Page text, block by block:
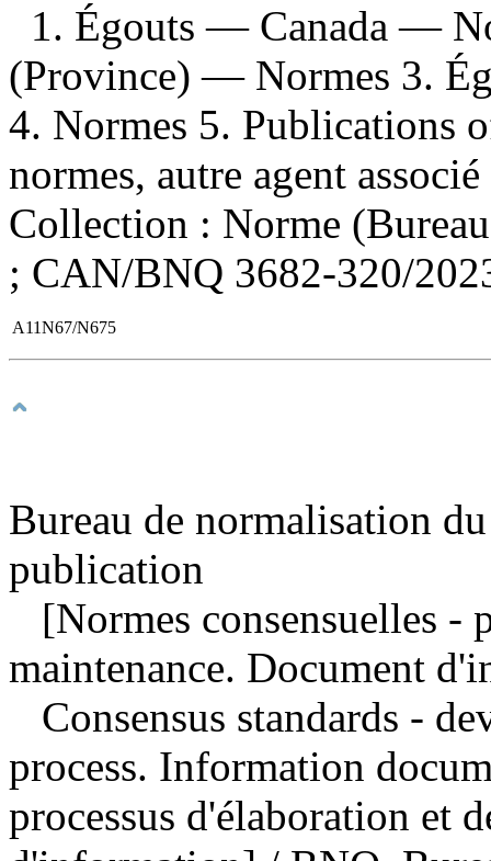
1. Égouts — Canada —
(Province) — Normes 3.
4. Normes 5. Publications
normes, autre agent
Collection : Norme
; CAN/BNQ 3682-320/
A11N67/N675
Bureau de normalisation
publication
[Normes consensuelles -
maintenance. Document
Consensus standards -
process. Information
processus d'élaboration et